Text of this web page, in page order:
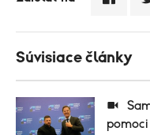
Súvisiace články